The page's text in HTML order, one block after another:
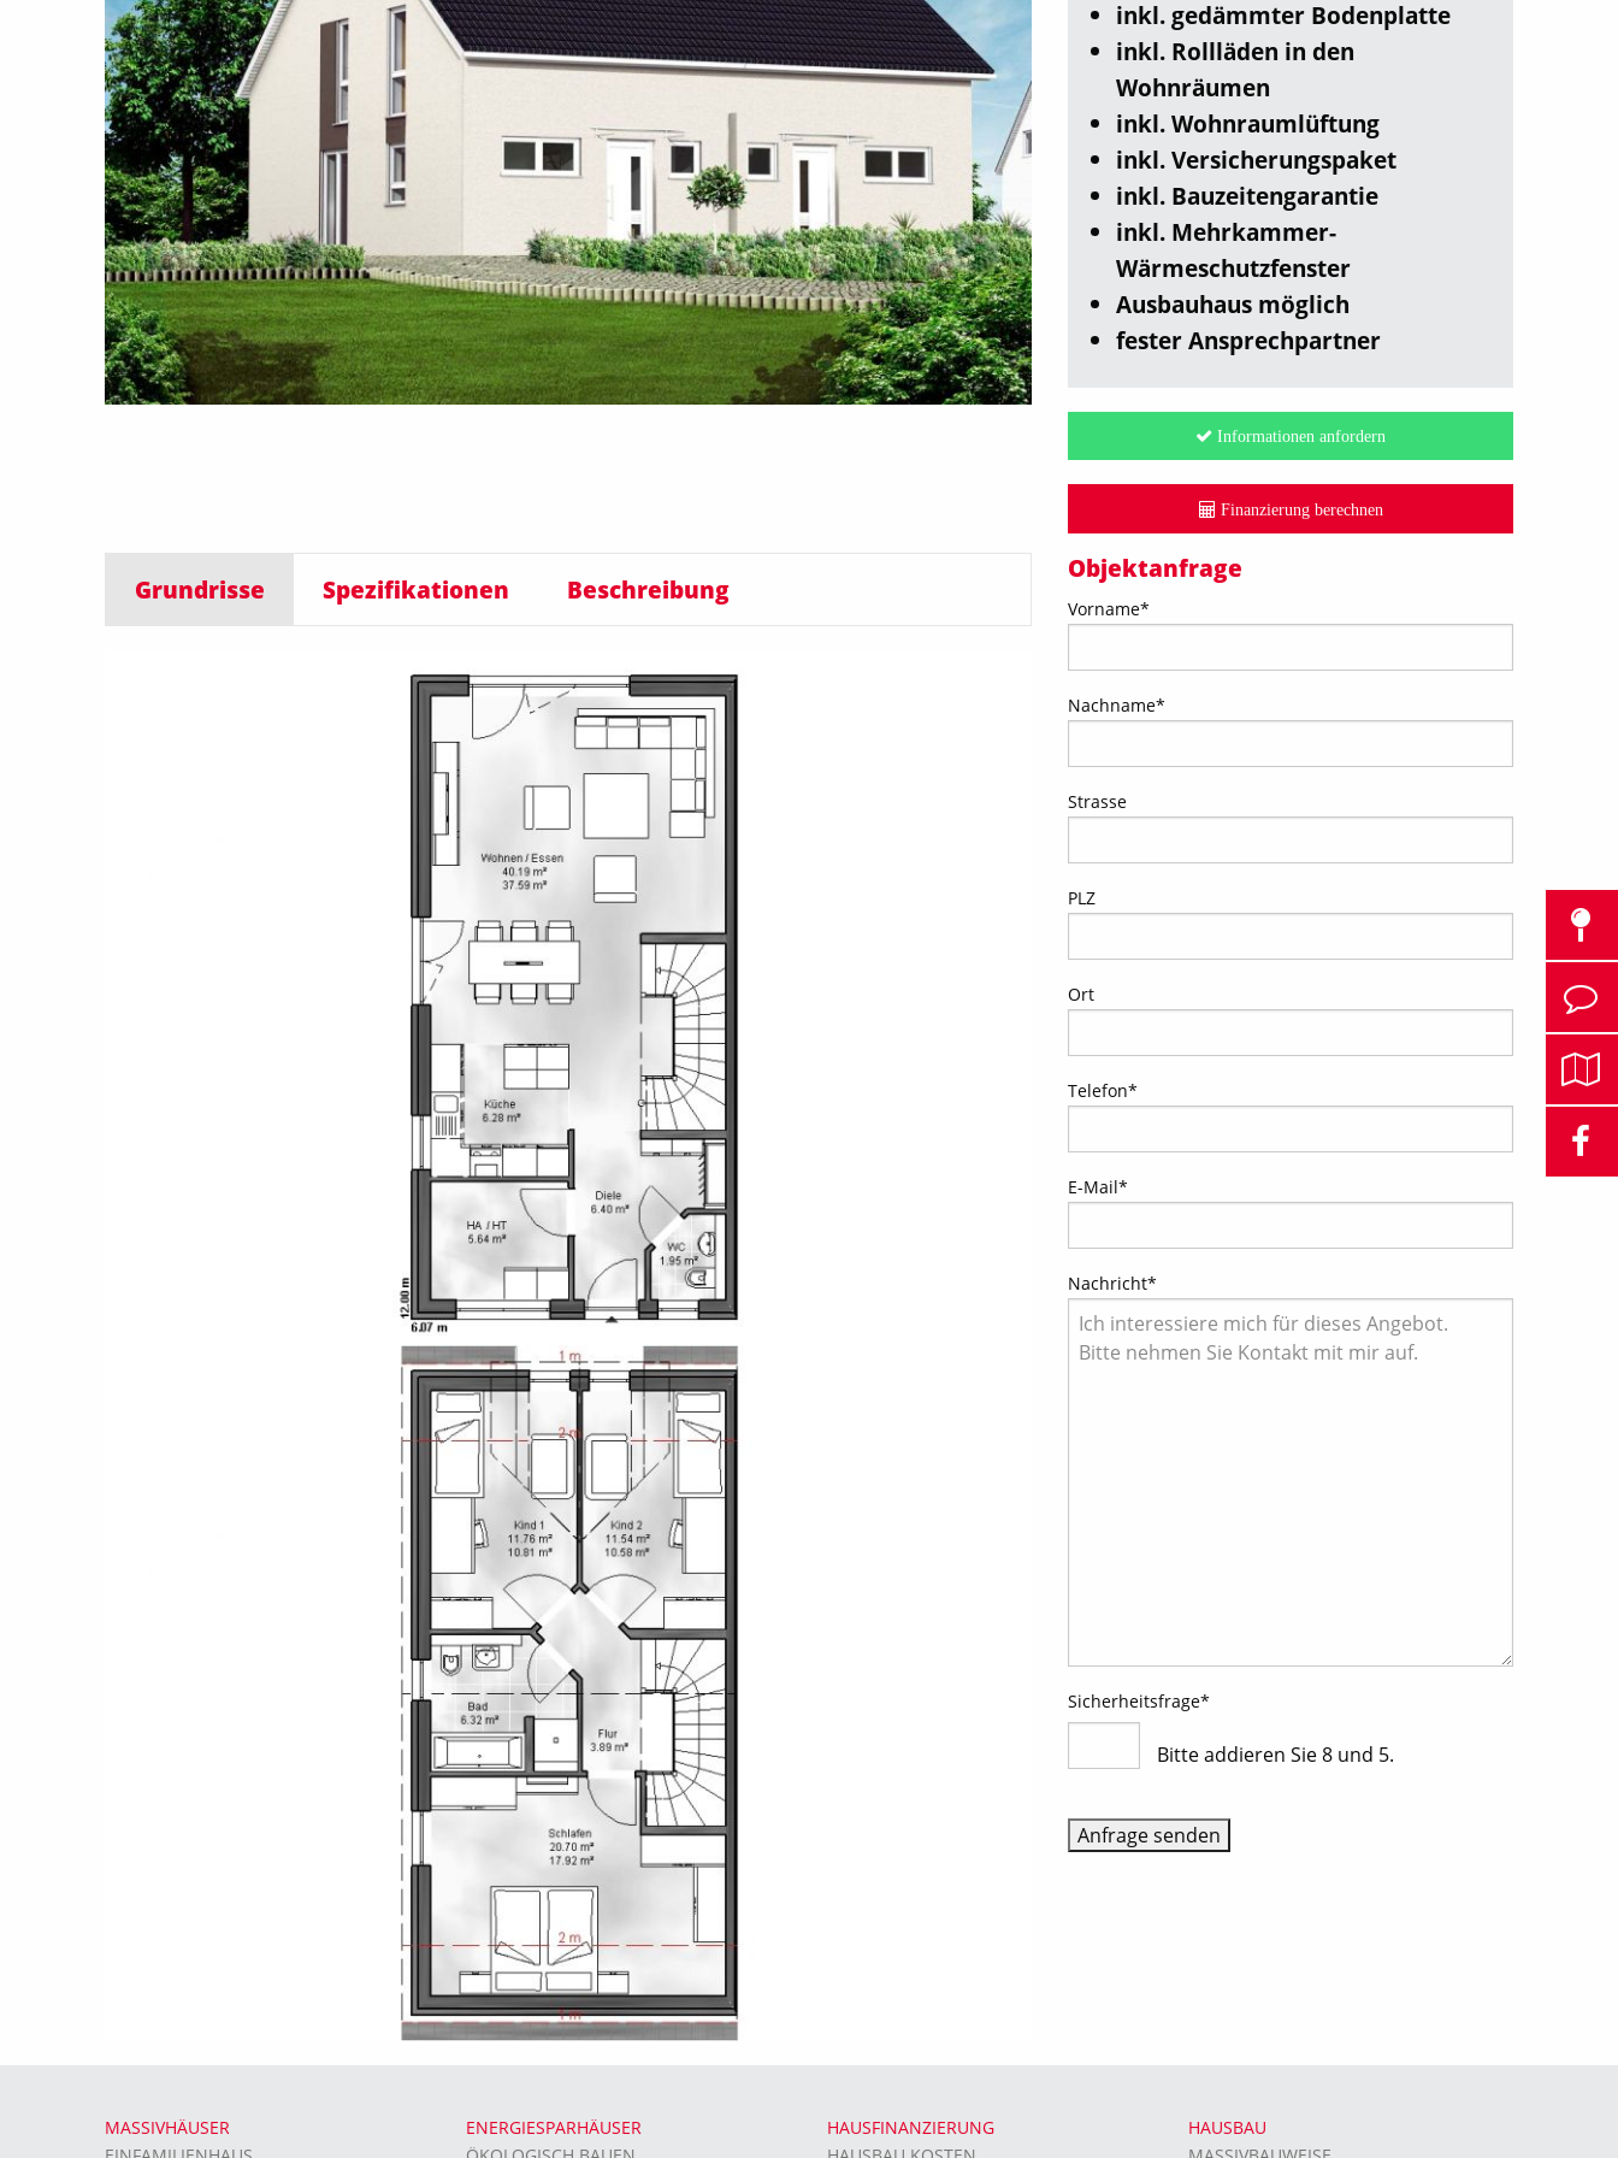
inkl. gedämmter Bodenplatte
inkl. Rollläden in den
Wohnräumen
inkl. Wohnraumlüftung
inkl. Versicherungspaket
inkl. Bauzeitengarantie
inkl. Mehrkammer-
Wärmeschutzfenster
Ausbauhaus möglich
fester Ansprechpartner
Informationen anfordern
Finanzierung berechnen
Grundrisse Spezifikationen Beschreibung
Objektanfrage
Vorname*
Nachname*
Strasse
PLZ
Ort
Telefon*
E-Mail*
Nachricht*
Sicherheitsfrage*
Bitte addieren Sie 8 und 5.
MASSIVHÄUSER
ENERGIESPARHÄUSER
HAUSFINANZIERUNG
HAUSBAU